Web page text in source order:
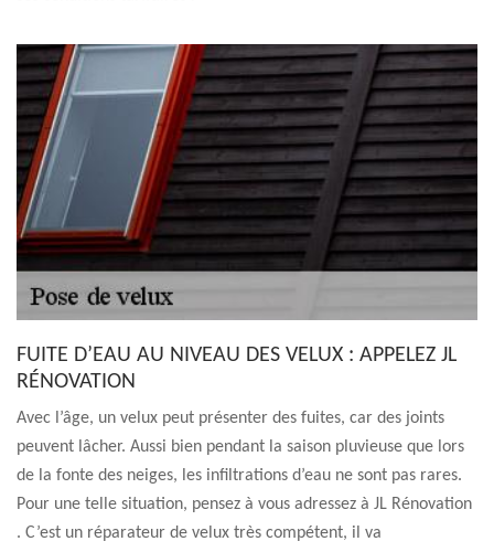
FUITE D’EAU AU NIVEAU DES VELUX : APPELEZ JL
RÉNOVATION
Avec l’âge, un velux peut présenter des fuites, car des joints
peuvent lâcher. Aussi bien pendant la saison pluvieuse que lors
de la fonte des neiges, les infiltrations d’eau ne sont pas rares.
Pour une telle situation, pensez à vous adressez à JL Rénovation
. C’est un réparateur de velux très compétent, il va